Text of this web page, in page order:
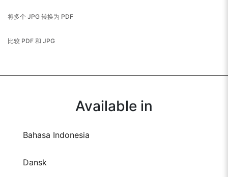
将多个 JPG 转换为 PDF
比较 PDF 和 JPG
Available in
Bahasa Indonesia
Dansk